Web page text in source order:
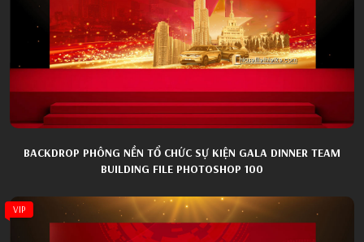
BACKDROP PHÔNG NỀN TỔ CHỨC SỰ KIỆN GALA DINNER TEAM
BUILDING FILE PHOTOSHOP 100
VIP